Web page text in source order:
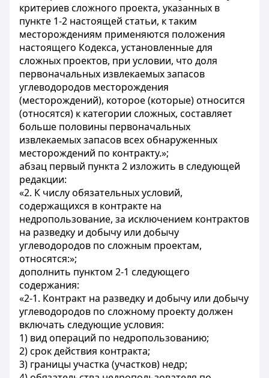
критериев сложного проекта, указанных в
пункте 1-2 настоящей статьи, к таким
месторождениям применяются положения
настоящего Кодекса, установленные для
сложных проектов, при условии, что доля
первоначальных извлекаемых запасов
углеводородов месторождения
(месторождений), которое (которые) относится
(относятся) к категории сложных, составляет
больше половины первоначальных
извлекаемых запасов всех обнаруженных
месторождений по контракту.»;
абзац первый пункта 2 изложить в следующей
редакции:
«2. К числу обязательных условий,
содержащихся в контракте на
недропользование, за исключением контрактов
на разведку и добычу или добычу
углеводородов по сложным проектам,
относятся:»;
дополнить пунктом 2-1 следующего
содержания:
«2-1. Контракт на разведку и добычу или добычу
углеводородов по сложному проекту должен
включать следующие условия:
1) вид операций по недропользованию;
2) срок действия контракта;
3) границы участка (участков) недр;